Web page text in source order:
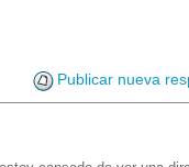
Publicar nueva